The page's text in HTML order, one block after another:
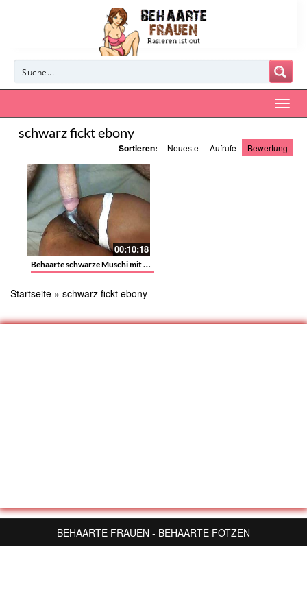
schwarz fickt ebony
Sortieren: Neueste Aufrufe Bewertung
00:10:18
Behaarte schwarze Muschi mit weißem Pimmel gefüllt
Startseite » schwarz fickt ebony
BEHAARTE FRAUEN - BEHAARTE FOTZEN